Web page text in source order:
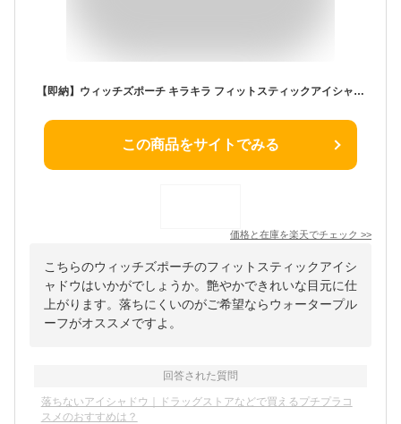
【即納】ウィッチズポーチ キラキラ フィットスティックアイシャドウ witch's pouch 韓国コスメ 高密着 ペンシルタイプ アイシャドー パール ウォータープルーフ にじまない よれない 汗に強い ナチュラル かわいい 綺麗め つや ラメ
この商品をサイトでみる
価格と在庫を楽天でチェック >>
こちらのウィッチズポーチのフィットスティックアイシ
ャドウはいかがでしょうか。艶やかできれいな目元に仕
上がります。落ちにくいのがご希望ならウォータープル
ーフがオススメですよ。
回答された質問
落ちないアイシャドウ｜ドラッグストアなどで買えるプチプラコ
スメのおすすめは？